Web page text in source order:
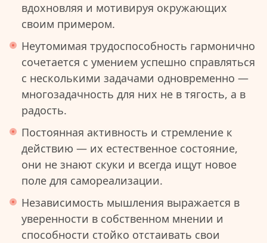
вдохновляя и мотивируя окружающих
своим примером.
Неутомимая трудоспособность гармонично
сочетается с умением успешно справляться
с несколькими задачами одновременно —
многозадачность для них не в тягость, а в
радость.
Постоянная активность и стремление к
действию — их естественное состояние,
они не знают скуки и всегда ищут новое
поле для самореализации.
Независимость мышления выражается в
уверенности в собственном мнении и
способности стойко отстаивать свои